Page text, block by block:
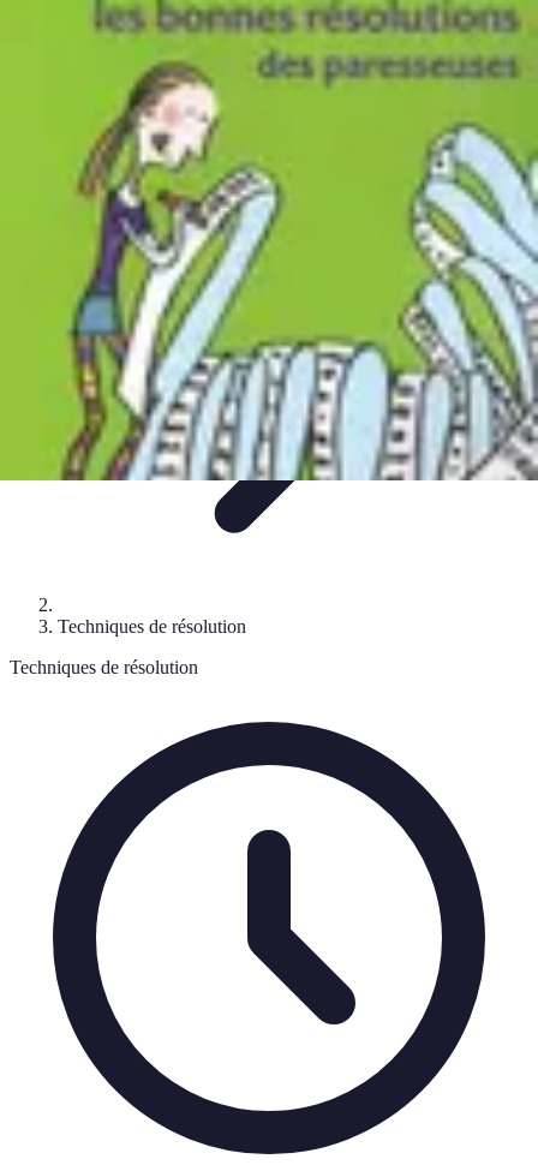
Astuces Rubik Cube
Astuces et TechniquesTechniques de Speedcubing Astuces et
RésolutionTechniques et Astuces
Astuces Rubik Cube
Techniques de résolution
Techniques de résolution